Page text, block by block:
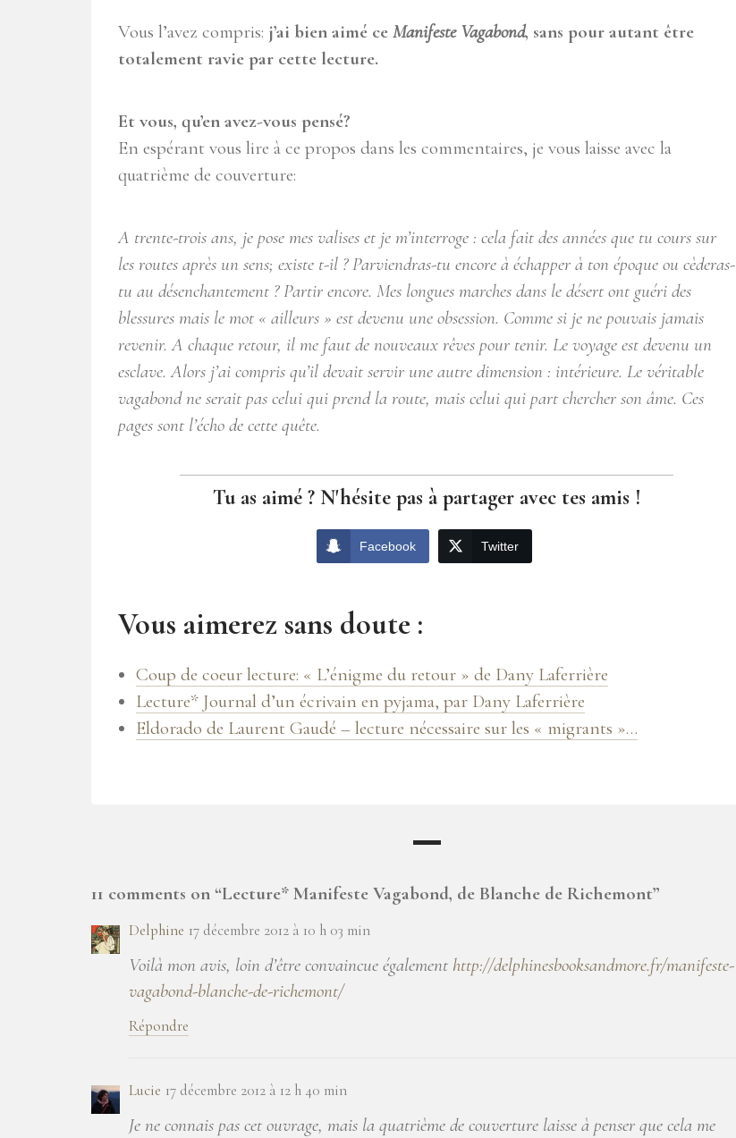
Vous l’avez compris: j’ai bien aimé ce Manifeste Vagabond, sans pour autant être
totalement ravie par cette lecture.
Et vous, qu’en avez-vous pensé?
En espérant vous lire à ce propos dans les commentaires, je vous laisse avec la
quatrième de couverture:
A trente-trois ans, je pose mes valises et je m’interroge : cela fait des années que tu cours sur
les routes après un sens; existe t-il ? Parviendras-tu encore à échapper à ton époque ou cèderas-
tu au désenchantement ? Partir encore. Mes longues marches dans le désert ont guéri des
blessures mais le mot « ailleurs » est devenu une obsession. Comme si je ne pouvais jamais
revenir. A chaque retour, il me faut de nouveaux rêves pour tenir. Le voyage est devenu un
esclave. Alors j’ai compris qu’il devait servir une autre dimension : intérieure. Le véritable
vagabond ne serait pas celui qui prend la route, mais celui qui part chercher son âme. Ces
pages sont l’écho de cette quête.
Tu as aimé ? N'hésite pas à partager avec tes amis !
Facebook Twitter
Vous aimerez sans doute :
Coup de coeur lecture: « L’énigme du retour » de Dany Laferrière
Lecture* Journal d’un écrivain en pyjama, par Dany Laferrière
Eldorado de Laurent Gaudé – lecture nécessaire sur les « migrants »…
11 comments on “Lecture* Manifeste Vagabond, de Blanche de Richemont”
Delphine 17 décembre 2012 à 10 h 03 min
Voilà mon avis, loin d’être convaincue également http://delphinesbooksandmore.fr/manifeste-
vagabond-blanche-de-richemont/
Répondre
Lucie 17 décembre 2012 à 12 h 40 min
Je ne connais pas cet ouvrage, mais la quatrième de couverture laisse à penser que cela me